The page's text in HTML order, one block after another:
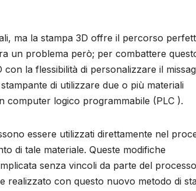
ma la stampa 3D offre il percorso
un problema però; per combattere
la flessibilità di personalizzare il
di utilizzare due o più materiali
computer logico programmabile (PLC ).
essere utilizzati direttamente nel
di tale materiale. Queste modifiche
senza vincoli da parte del
realizzato con questo nuovo metodo di